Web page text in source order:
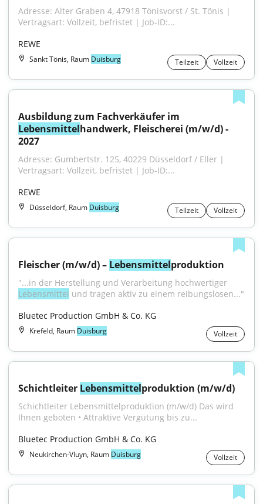
Adresse: Alter Graben 4, 47918 Tönisvorst / St. Tönis |
Vertragsart: Vollzeit, befristet | Job-ID:...
REWE
Sankt Tönis, Raum Duisburg Teilzeit Vollzeit
Lebensmittelhandwerk, Fleischerei (m/w/d) -
2027
Adresse: Gumbertstr. 125, 40229 Düsseldorf / Eller |
Vertragsart: Vollzeit, befristet | Job-ID:...
REWE
Düsseldorf, Raum Duisburg Teilzeit Vollzeit
Fleischer (m/w/d) – Lebensmittelproduktion
Lebensmittel und tragen aktiv zu einem reibungslosen..."
Bluetec Production GmbH & Co. KG
Krefeld, Raum Duisburg Vollzeit
Schichtleiter Lebensmittelproduktion (m/w/d)
Schichtleiter Lebensmittelproduktion (m/w/d) Das wird
Ihnen geboten • Attraktive Vergütung bis zu...
Bluetec Production GmbH & Co. KG
Neukirchen-Vluyn, Raum Duisburg Vollzeit